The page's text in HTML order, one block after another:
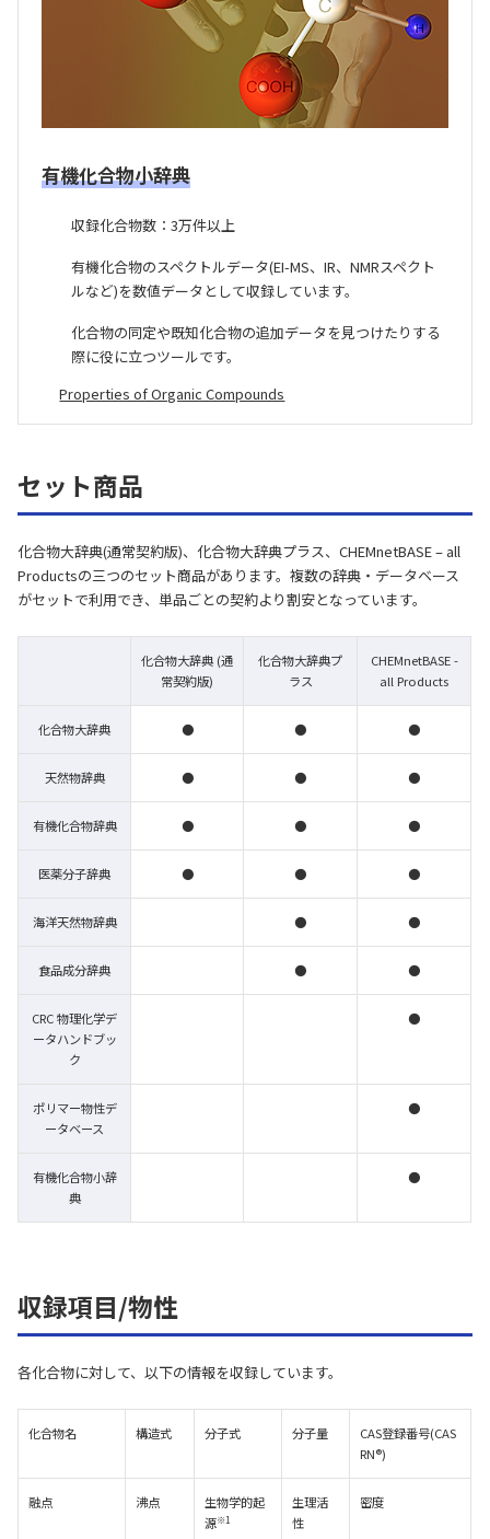
有機化合物小辞典
収録化合物数：3万件以上
有機化合物のスペクトルデータ(EI-MS、IR、NMRスペクト
ルなど)を数値データとして収録しています。
化合物の同定や既知化合物の追加データを見つけたりする
際に役に立つツールです。
Properties of Organic Compounds
セット商品
化合物大辞典(通常契約版)、化合物大辞典プラス、CHEMnetBASE – all
Productsの三つのセット商品があります。複数の辞典・データベース
がセットで利用でき、単品ごとの契約より割安となっています。
化合物大辞典 (通
常契約版)
化合物大辞典プ
ラス
CHEMnetBASE -
all Products
化合物大辞典 ● ● ●
天然物辞典 ● ● ●
有機化合物辞典 ● ● ●
医薬分子辞典 ● ● ●
海洋天然物辞典 ● ●
食品成分辞典 ● ●
CRC 物理化学デ
ータハンドブッ
ク
●
ポリマー物性デ
ータベース
●
有機化合物小辞
典
●
収録項目/物性
各化合物に対して、以下の情報を収録しています。
化合物名 構造式 分子式 分子量
CAS登録番号(CAS
RN®)
融点 沸点
生物学的起
源※1
生理活
性
密度